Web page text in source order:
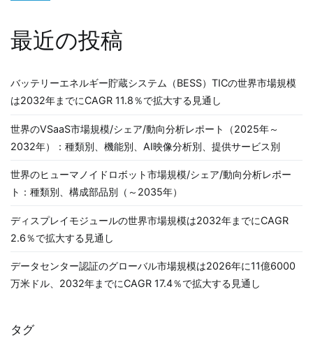
最近の投稿
バッテリーエネルギー貯蔵システム（BESS）TICの世界市場規模
は2032年までにCAGR 11.8％で拡大する見通し
世界のVSaaS市場規模/シェア/動向分析レポート（2025年～
2032年）：種類別、機能別、AI映像分析別、提供サービス別
世界のヒューマノイドロボット市場規模/シェア/動向分析レポー
ト：種類別、構成部品別（～2035年）
ディスプレイモジュールの世界市場規模は2032年までにCAGR
2.6％で拡大する見通し
データセンター認証のグローバル市場規模は2026年に11億6000
万米ドル、2032年までにCAGR 17.4％で拡大する見通し
タグ